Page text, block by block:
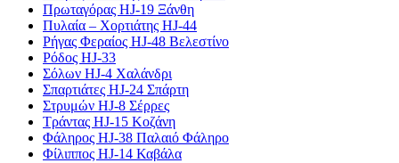
Πρωταγόρας HJ-19 Ξάνθη
Πυλαία – Χορτιάτης HJ-44
Ρήγας Φεραίος HJ-48 Βελεστίνο
Ρόδος HJ-33
Σόλων HJ-4 Χαλάνδρι
Σπαρτιάτες HJ-24 Σπάρτη
Στρυμών HJ-8 Σέρρες
Τράντας HJ-15 Κοζάνη
Φάληρος HJ-38 Παλαιό Φάληρο
Φίλιππος HJ-14 Καβάλα